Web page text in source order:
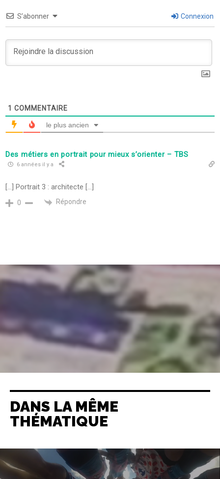
S’abonner Connexion
1 COMMENTAIRE
le plus ancien
Des métiers en portrait pour mieux s’orienter – TBS
6 années il y a
[…] Portrait 3 : architecte […]
0 Répondre
DANS LA MÊME
THÉMATIQUE